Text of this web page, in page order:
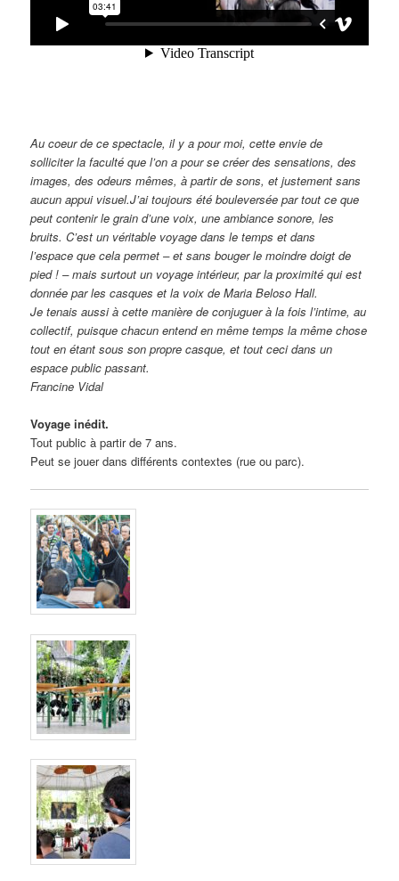
Au coeur de ce spectacle, il y a pour moi, cette envie de
solliciter la faculté que l’on a pour se créer des sensations, des
images, des odeurs mêmes, à partir de sons, et justement sans
aucun appui visuel.J’ai toujours été bouleversée par tout ce que
peut contenir le grain d’une voix, une ambiance sonore, les
bruits. C’est un véritable voyage dans le temps et dans
l’espace que cela permet – et sans bouger le moindre doigt de
pied ! – mais surtout un voyage intérieur, par la proximité qui est
donnée par les casques et la voix de Maria Beloso Hall.
Je tenais aussi à cette manière de conjuguer à la fois l’intime, au
collectif, puisque chacun entend en même temps la même chose
tout en étant sous son propre casque, et tout ceci dans un
espace public passant.
Francine Vidal
Voyage inédit.
Tout public à partir de 7 ans.
Peut se jouer dans différents contextes (rue ou parc).